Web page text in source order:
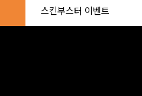
스킨부스터 이벤트